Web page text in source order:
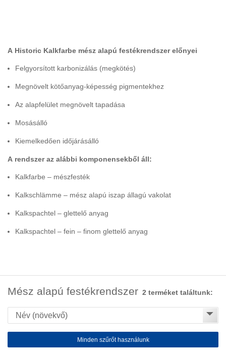
A Historic Kalkfarbe mész alapú festékrendszer előnyei
Felgyorsított karbonizálás (megkötés)
Megnövelt kötőanyag-képesség pigmentekhez
Az alapfelület megnövelt tapadása
Mosásálló
Kiemelkedően időjárásálló
A rendszer az alábbi komponensekből áll:
Kalkfarbe – mészfesték
Kalkschlämme – mész alapú iszap állagú vakolat
Kalkspachtel – glettelő anyag
Kalkspachtel – fein – finom glettelő anyag
Mész alapú festékrendszer 2 terméket találtunk:
Minden szűrőt használunk